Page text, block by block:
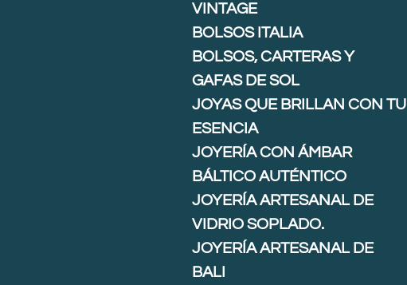
VINTAGE
BOLSOS ITALIA
BOLSOS, CARTERAS Y
GAFAS DE SOL
JOYAS QUE BRILLAN CON TU
ESENCIA
JOYERÍA CON ÁMBAR
BÁLTICO AUTÉNTICO
JOYERÍA ARTESANAL DE
VIDRIO SOPLADO.
JOYERÍA ARTESANAL DE
BALI